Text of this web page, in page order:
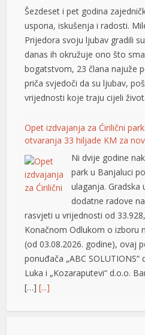
Šezdeset i pet godina
uspona, iskušenja i radosti.
Prijedora svoju ljubav gradili
danas ih okružuje ono što
bogatstvom, 23 člana najuže
priča svjedoči da su ljubav,
vrijednosti koje traju cijeli
Opet izdvajanja za Ćirilični
otvaranja 33 hiljade KM za
Ni dvije godine
park u Banjaluci
ulaganja. Gradska
dodatne radove
rasvjeti u vrijednosti od
Konačnom Odlukom o izboru
(od 03.08.2026. godine), ovaj
ponuđača „ABC SOLUTIONS“
Luka i „Kozaraputevi“ d.o.o.
[…][...]